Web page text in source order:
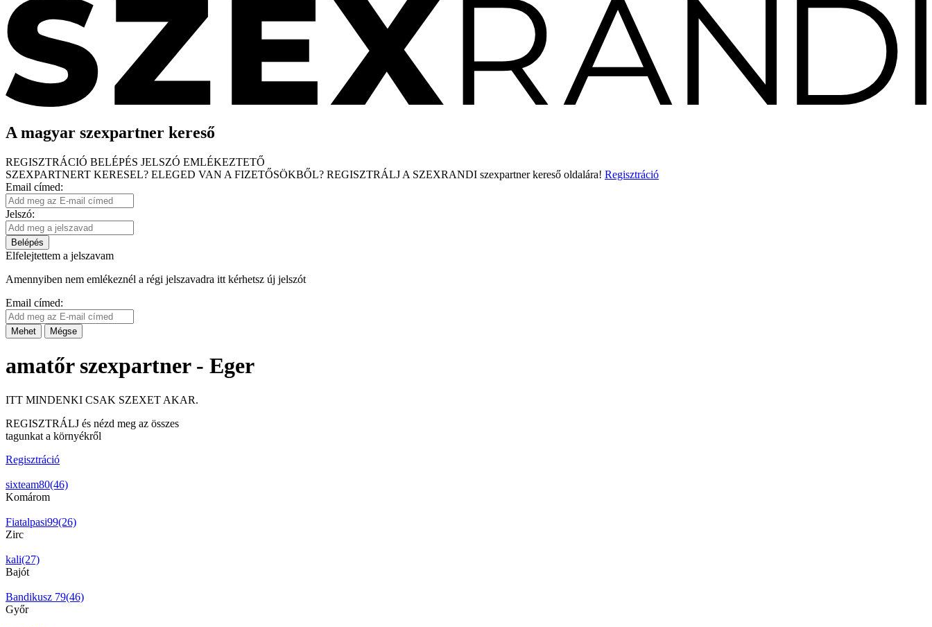
A magyar szexpartner kereső
REGISZTRÁCIÓ BELÉPÉS JELSZÓ EMLÉKEZTETŐ
SZEXPARTNERT KERESEL? ELEGED VAN A FIZETŐSÖKBŐL? REGISZTRÁLJ A SZEXRANDI szexpartner kereső oldalára! Regisztráció
Email címed:
Jelszó:
Belépés
Elfelejtettem a jelszavam
Amennyiben nem emlékeznél a régi jelszavadra itt kérhetsz új jelszót
Email címed:
Mehet Mégse
amatőr szexpartner - Eger
ITT MINDENKI CSAK SZEXET AKAR.
REGISZTRÁLJ és nézd meg az összes
tagunkat a környékről
Regisztráció
sixteam80(46)
Komárom
Fiatalpasi99(26)
Zirc
kali(27)
Bajót
Bandikusz 79(46)
Győr